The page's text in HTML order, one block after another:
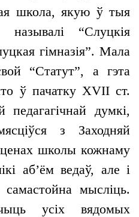
школа, якую ў тыя
“Слуцкія
гімназія”. Мала
“Статут”, а гэта
ў пачатку XVII ст.
педагагічнай думкі,
з Заходняй
школы кожнаму
аб’ём ведаў, але і
мысліць.
усіх вядомых